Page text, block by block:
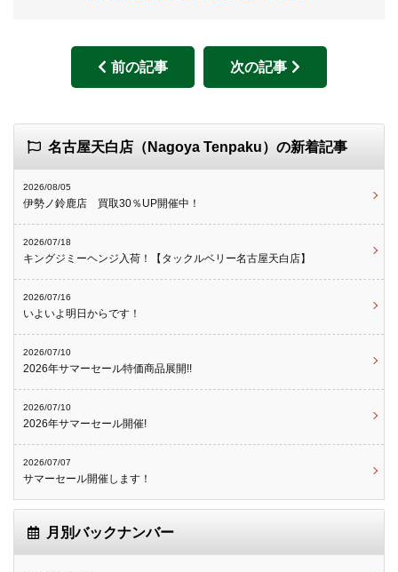
前の記事 次の記事
名古屋天白店（Nagoya Tenpaku）の新着記事
2026/08/05
伊勢ノ鈴鹿店 買取30％UP開催中！
2026/07/18
キングジミーヘンジ入荷！【タックルベリー名古屋天白店】
2026/07/16
いよいよ明日からです！
2026/07/10
2026年サマーセール特価商品展開!!
2026/07/10
2026年サマーセール開催!
2026/07/07
サマーセール開催します！
月別バックナンバー